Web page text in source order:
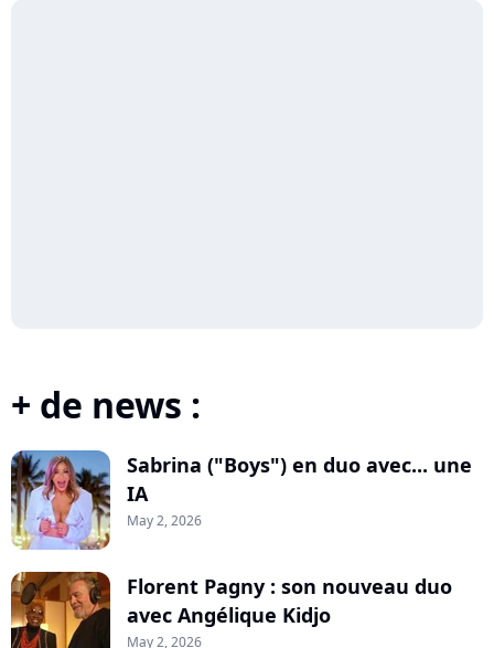
+ de news :
Sabrina ("Boys") en duo avec... une
IA
May 2, 2026
Florent Pagny : son nouveau duo
avec Angélique Kidjo
May 2, 2026